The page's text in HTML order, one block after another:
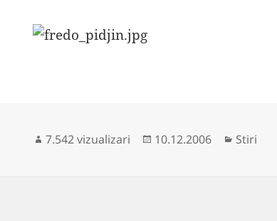
7.542 vizualizari
Publicat
10.12.2006 Stiri